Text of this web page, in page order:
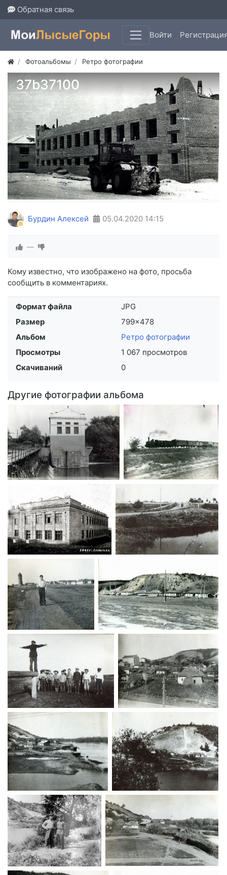
Обратная связь
Войти
Фотоальбомы Ретро фотографии
37b37100
Бурдин Алексей 05.04.2020 14:15
—
Кому известно, что изображено на фото, просьба
сообщить в комментариях.
Формат файла
JPG
Размер
799×478
Альбом
Ретро фотографии
Просмотры
1 067 просмотров
Скачиваний
0
Другие фотографии альбома